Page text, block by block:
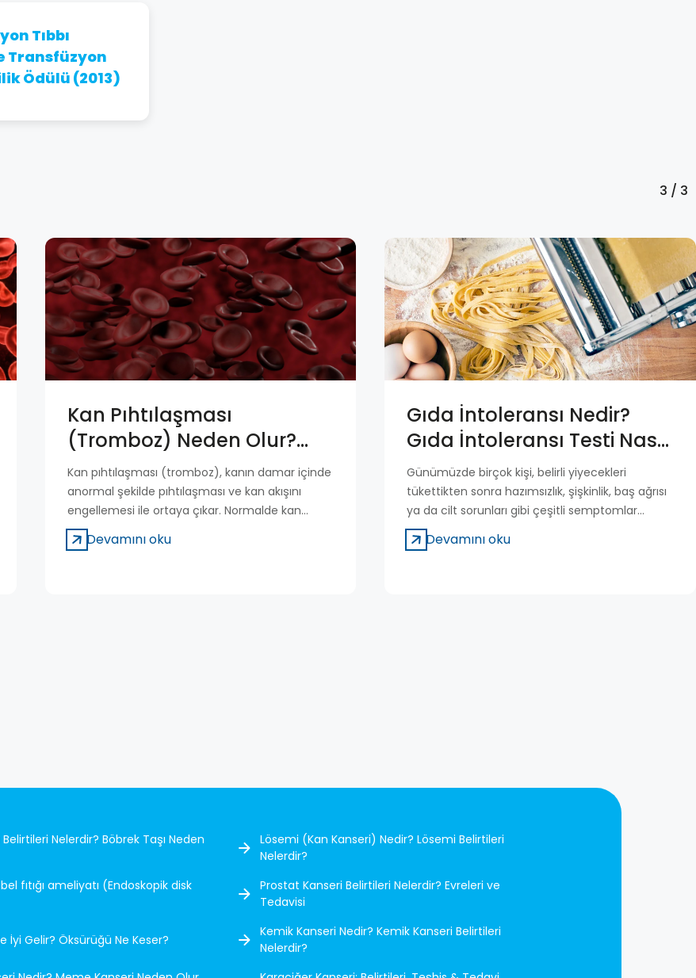
Tıbbı
Transfüzyon
Ödülü (2013)
3 / 3
Kan Pıhtılaşması
(Tromboz) Neden Olur?
Belirtileri Nelerdir?
Kan pıhtılaşması (tromboz), kanın damar içinde
anormal şekilde pıhtılaşması ve kan akışını
engellemesi ile ortaya çıkar. Normalde kan
pıhtılaşması, yaralanmaların iyileşmesine
yardımcı olurken pıhtının damar içinde gereksiz
Devamını oku
Gıda İntoleransı Nedir?
Gıda İntoleransı Testi Nasıl
Yapılır?
Günümüzde birçok kişi, belirli yiyecekleri
tükettikten sonra hazımsızlık, şişkinlik, baş ağrısı
ya da cilt sorunları gibi çeşitli semptomlar
yaşasa da bu belirtilerin nedenini doğrudan
anlayamayabilir. Sıklıkla göz ardı edilen bu
Devamını oku
Belirtileri Nelerdir? Böbrek Taşı Neden
fıtığı ameliyatı (Endoskopik disk
İyi Gelir? Öksürüğü Ne Keser?
Lösemi (Kan Kanseri) Nedir? Lösemi Belirtileri
Nelerdir?
Prostat Kanseri Belirtileri Nelerdir? Evreleri ve
Tedavisi
Kemik Kanseri Nedir? Kemik Kanseri Belirtileri
Nelerdir?